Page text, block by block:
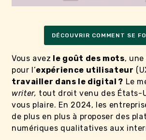
DÉCOUVRIR COMMENT SE
Vous avez le goût des mots,
pour l’expérience utilisateur
travailler dans le digital ? Le
writer, tout droit venu des États-
vous plaire. En 2024, les
de plus en plus à proposer des
numériques qualitatives aux